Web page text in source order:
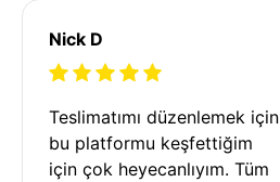
Nick D
Teslimatımı düzenlemek için
bu platformu keşfettiğim
için çok heyecanlıyım. Tüm